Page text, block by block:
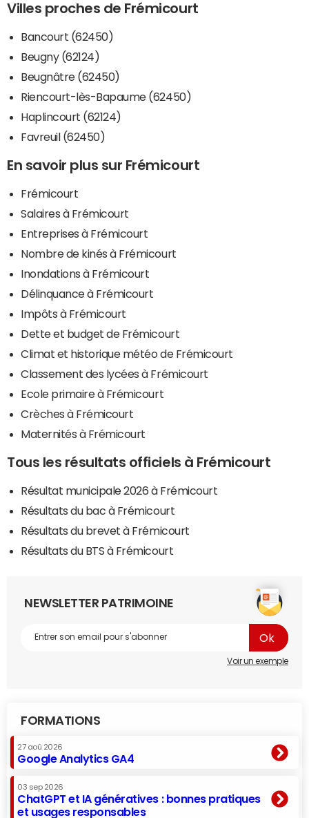
Villes proches de Frémicourt
Bancourt (62450)
Beugny (62124)
Beugnâtre (62450)
Riencourt-lès-Bapaume (62450)
Haplincourt (62124)
Favreuil (62450)
En savoir plus sur Frémicourt
Frémicourt
Salaires à Frémicourt
Entreprises à Frémicourt
Nombre de kinés à Frémicourt
Inondations à Frémicourt
Délinquance à Frémicourt
Impôts à Frémicourt
Dette et budget de Frémicourt
Climat et historique météo de Frémicourt
Classement des lycées à Frémicourt
Ecole primaire à Frémicourt
Crèches à Frémicourt
Maternités à Frémicourt
Tous les résultats officiels à Frémicourt
Résultat municipale 2026 à Frémicourt
Résultats du bac à Frémicourt
Résultats du brevet à Frémicourt
Résultats du BTS à Frémicourt
NEWSLETTER PATRIMOINE
Voir un exemple
FORMATIONS
27 aoû 2026
Google Analytics GA4
03 sep 2026
ChatGPT et IA génératives : bonnes pratiques
et usages responsables